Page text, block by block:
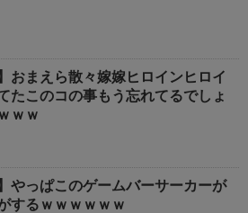
おまえら散々嫁嫁ヒロインヒロイ
たこのコの事もう忘れてるでしょ
ｗｗ
やっぱこのゲームバーサーカーが
するｗｗｗｗｗｗ